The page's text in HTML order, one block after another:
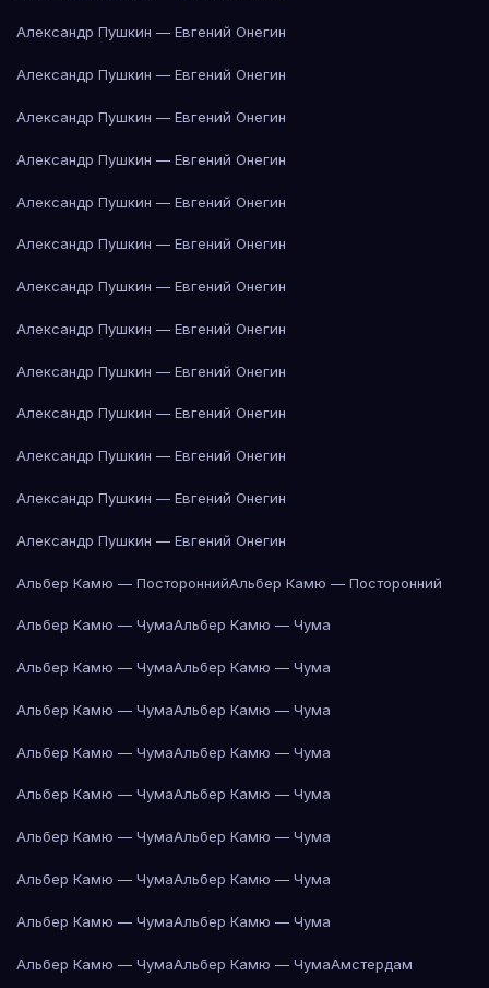
Александр Пушкин — Евгений Онегин
Александр Пушкин — Евгений Онегин
Александр Пушкин — Евгений Онегин
Александр Пушкин — Евгений Онегин
Александр Пушкин — Евгений Онегин
Александр Пушкин — Евгений Онегин
Александр Пушкин — Евгений Онегин
Александр Пушкин — Евгений Онегин
Александр Пушкин — Евгений Онегин
Александр Пушкин — Евгений Онегин
Александр Пушкин — Евгений Онегин
Александр Пушкин — Евгений Онегин
Александр Пушкин — Евгений Онегин
Альбер Камю — ПостороннийАльбер Камю — Посторонний
Альбер Камю — ЧумаАльбер Камю — Чума
Альбер Камю — ЧумаАльбер Камю — Чума
Альбер Камю — ЧумаАльбер Камю — Чума
Альбер Камю — ЧумаАльбер Камю — Чума
Альбер Камю — ЧумаАльбер Камю — Чума
Альбер Камю — ЧумаАльбер Камю — Чума
Альбер Камю — ЧумаАльбер Камю — Чума
Альбер Камю — ЧумаАльбер Камю — Чума
Альбер Камю — ЧумаАльбер Камю — ЧумаАмстердам